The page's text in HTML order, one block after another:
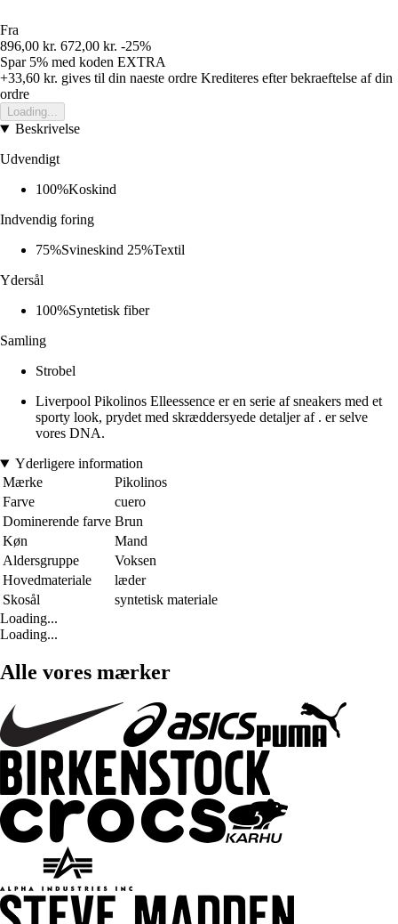
Fra
896,00 kr. 672,00 kr. -25%
Spar 5% med koden EXTRA
+33,60 kr. gives til din naeste ordre Krediteres efter bekraeftelse af din
ordre
Loading...
Beskrivelse
Udvendigt
100%Koskind
Indvendig foring
75%Svineskind 25%Textil
Ydersål
100%Syntetisk fiber
Samling
Strobel
Liverpool Pikolinos Elleessence er en serie af sneakers med et
sporty look, prydet med skræddersyede detaljer af . er selve
vores DNA.
Yderligere information
Mærke
Pikolinos
Farve
cuero
Dominerende farve Brun
Køn
Mand
Aldersgruppe
Voksen
Hovedmateriale
læder
Skosål
syntetisk materiale
Loading...
Loading...
Alle vores mærker